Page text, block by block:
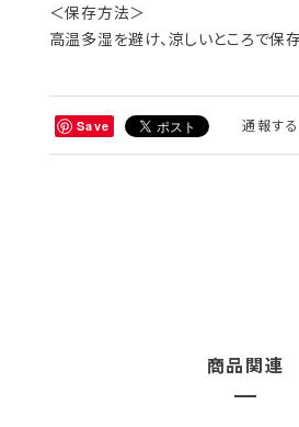
＜保存方法＞
高温多湿を避け、涼しいところで保存
Save 通報する
商品関連